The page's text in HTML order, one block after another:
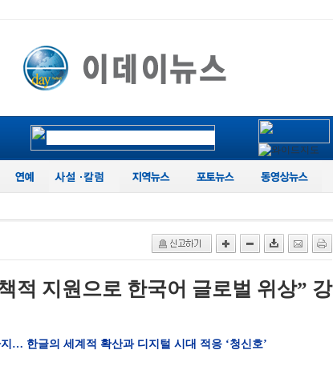
적 지원으로 한국어 글로벌 위상” 강
… 한글의 세계적 확산과 디지털 시대 적응 ‘청신호’